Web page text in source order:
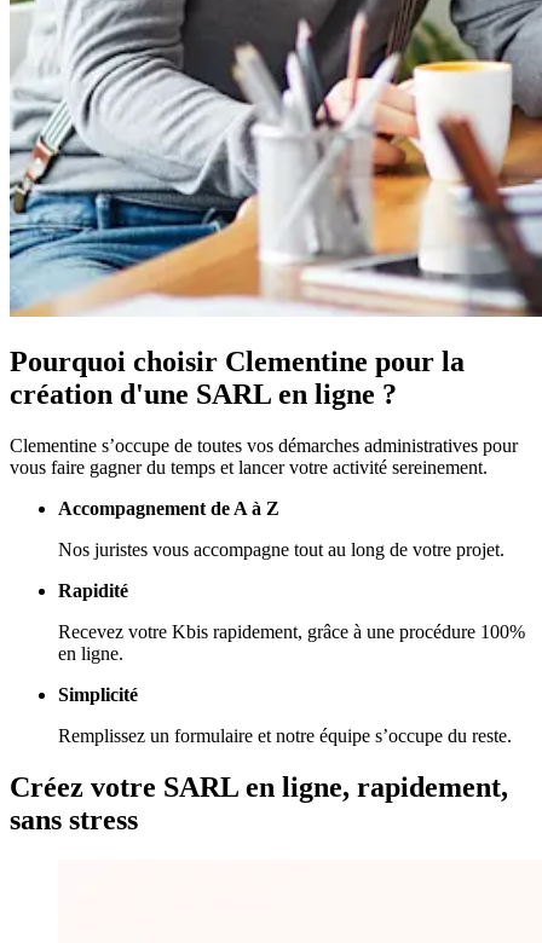
Pourquoi choisir Clementine pour la
création d'une SARL en ligne ?
Clementine s’occupe de toutes vos démarches administratives pour
vous faire gagner du temps et lancer votre activité sereinement.
Accompagnement de A à Z
Nos juristes vous accompagne tout au long de votre projet.
Rapidité
Recevez votre Kbis rapidement, grâce à une procédure 100%
en ligne.
Simplicité
Remplissez un formulaire et notre équipe s’occupe du reste.
Créez votre SARL en ligne, rapidement,
sans stress